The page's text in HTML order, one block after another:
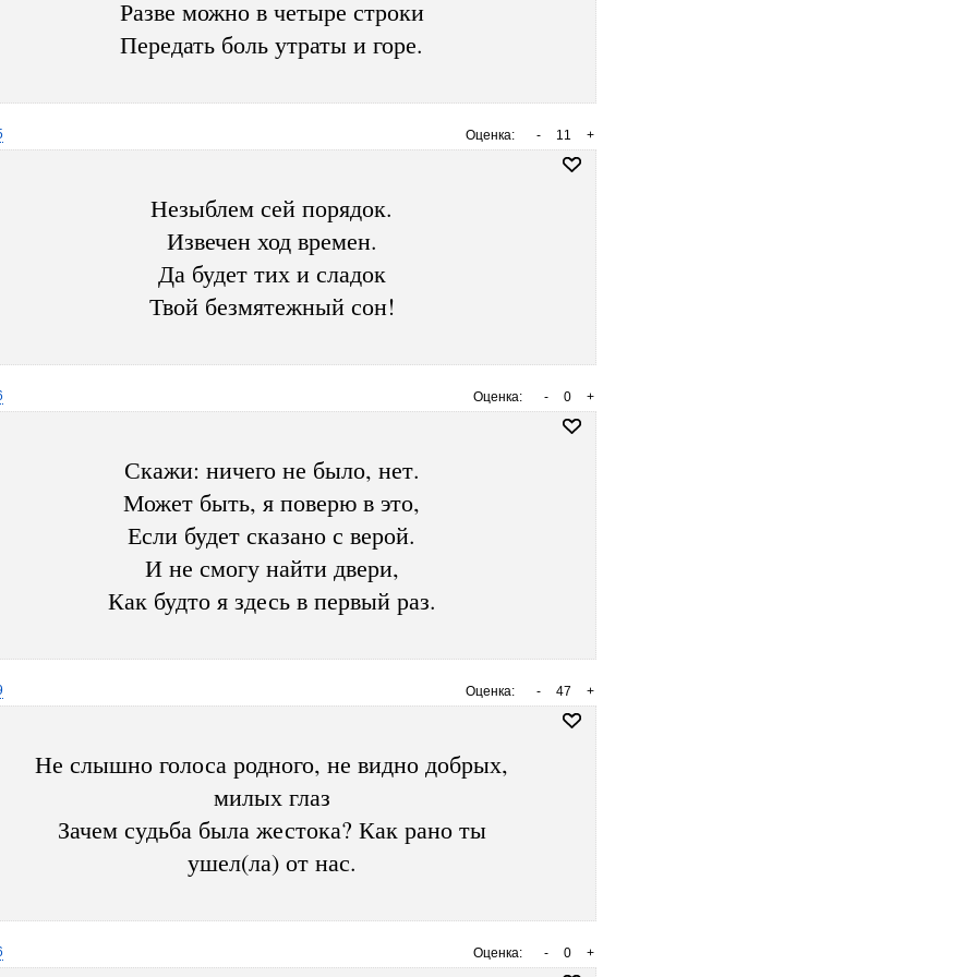
Разве можно в четыре строки
Передать боль утраты и горе.
Оценка: +
11
-
Незыблем сей порядок.
Извечен ход времен.
Да будет тих и сладок
Твой безмятежный сон!
Оценка: +
0
-
Скажи: ничего не было, нет.
Может быть, я поверю в это,
Если будет сказано с верой.
И не смогу найти двери,
Как будто я здесь в первый раз.
Оценка: +
47
-
Не слышно голоса родного, не видно добрых,
милых глаз
Зачем судьба была жестока? Как рано ты
ушел(ла) от нас.
Оценка: +
0
-